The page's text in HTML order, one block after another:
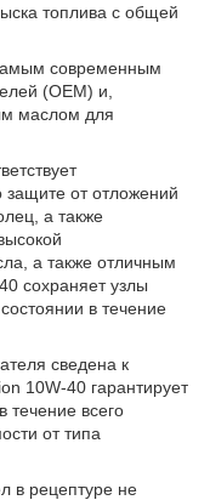
топлива с общей
современным
(OEM) и,
маслом для
от отложений
а также
а также отличным
сохраняет узлы
в течение
сведена к
10W-40 гарантирует
течение всего
от типа
в рецептуре не